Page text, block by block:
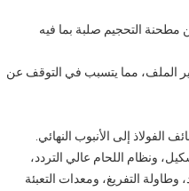
مطحنة التحجيم صلبة بما فيه
الملف، مما يتسبب في التوقف عن
ونظام اللحام عالي التردد،
وطاولة التفريغ، ومعدات التعبئة